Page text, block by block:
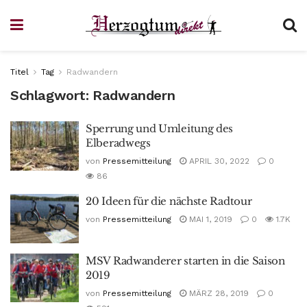
Titel Tag Radwandern
Schlagwort: Radwandern
Sperrung und Umleitung des
Elberadwegs
von Pressemitteilung APRIL 30, 2022
0
86
20 Ideen für die nächste Radtour
von Pressemitteilung MAI 1, 2019 0 1.7K
MSV Radwanderer starten in die Saison
2019
von Pressemitteilung MÄRZ 28, 2019
0